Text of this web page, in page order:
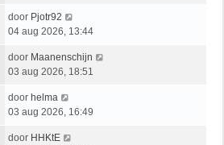
door Pjotr92
04 aug 2026, 13:44
door Maanenschijn
03 aug 2026, 18:51
door helma
03 aug 2026, 16:49
door HHKtE